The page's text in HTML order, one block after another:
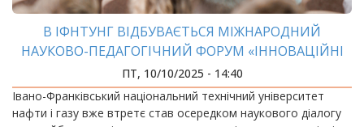
В ІФНТУНГ ВІДБУВАЄТЬСЯ МІЖНАРОДНИЙ
НАУКОВО-ПЕДАГОГІЧНИЙ ФОРУМ «ІННОВАЦІЙНІ
ТЕХНОЛОГІЇ В ОСВІТІ»
ПТ, 10/10/2025 - 14:40
Івано-Франківський національний технічний університет
нафти і газу вже втретє став осередком наукового діалогу